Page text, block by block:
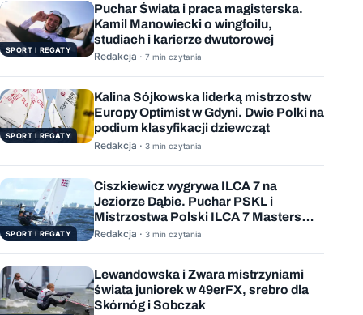
SPORT I REGATY
Puchar Świata i praca magisterska.
Kamil Manowiecki o wingfoilu,
studiach i karierze dwutorowej
Redakcja · 7 min czytania
SPORT I REGATY
Kalina Sójkowska liderką mistrzostw
Europy Optimist w Gdyni. Dwie Polki na
podium klasyfikacji dziewcząt
Redakcja · 3 min czytania
SPORT I REGATY
Ciszkiewicz wygrywa ILCA 7 na
Jeziorze Dąbie. Puchar PSKL i
Mistrzostwa Polski ILCA 7 Masters
rozstrzygnięte
Redakcja · 3 min czytania
Lewandowska i Zwara mistrzyniami
świata juniorek w 49erFX, srebro dla
Skórnóg i Sobczak